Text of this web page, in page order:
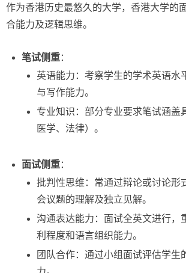
作为香港历史最悠久的大学，香港大学的
合能力及逻辑思维。
笔试侧重：
英语能力：考察学生的学术英语水
与写作能力。
专业知识：部分专业要求笔试涵盖
医学、法律）。
面试侧重：
批判性思维：常通过辩论或讨论形
会议题的理解及独立见解。
沟通表达能力：面试全英文进行，
利程度和语言组织能力。
团队合作：通过小组面试评估学生